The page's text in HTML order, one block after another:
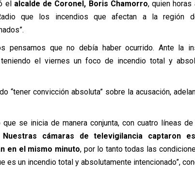
el alcalde de Coronel, Boris Chamorro, quien
que los incendios que afectan a la región
pensamos que no debía haber ocurrido. Ante la
el viernes un foco de incendio total y
“tener convicción absoluta” sobre la acusación,
se inicia de manera conjunta, con cuatro líneas
Nuestras cámaras de televigilancia captaron
en el mismo minuto, por lo tanto todas las
es un incendio total y absolutamente intencionado”,